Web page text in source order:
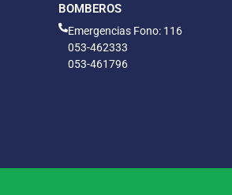
BOMBEROS
Emergencias Fono: 116
053-462333
053-461796